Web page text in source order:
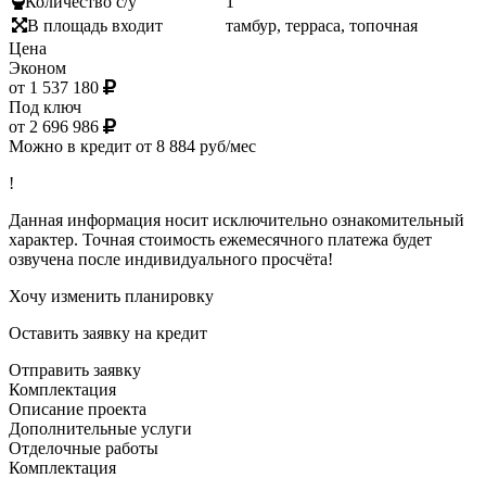
В площадь входит
тамбур, терраса, топочная
Цена
Эконом
от 1 537 180
Под ключ
от 2 696 986
Можно в кредит от 8 884 руб/мес
!
Данная информация носит исключительно ознакомительный
характер. Точная стоимость ежемесячного платежа будет
озвучена после индивидуального просчёта!
Хочу изменить планировку
Оставить заявку на кредит
Отправить заявку
Комплектация
Описание проекта
Дополнительные услуги
Отделочные работы
Комплектация